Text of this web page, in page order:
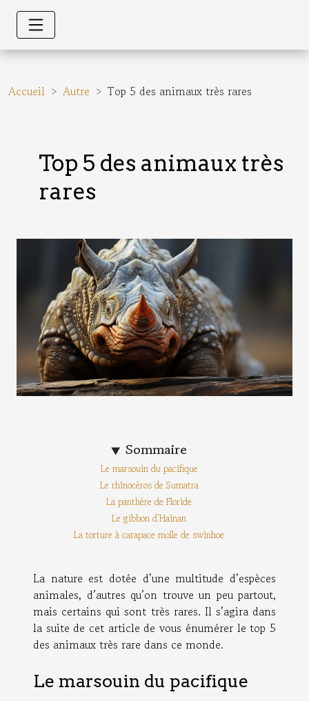
Accueil Autre Top 5 des animaux très rares
Top 5 des animaux très
rares
Sommaire
Le marsouin du pacifique
Le rhinocéros de Sumatra
La panthère de Floride
Le gibbon d’Hainan
La torture à carapace molle de swinhoe
La nature est dotée d’une multitude d’espèces
animales, d’autres qu’on trouve un peu partout,
mais certains qui sont très rares. Il s’agira dans
la suite de cet article de vous énumérer le top 5
des animaux très rare dans ce monde.
Le marsouin du pacifique